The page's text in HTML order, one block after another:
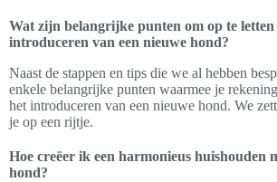
Wat zijn belangrijke punten om op te
introduceren van een nieuwe hond?
Naast de stappen en tips die we al hebben
enkele belangrijke punten waarmee je
het introduceren van een nieuwe hond. We
je op een rijtje.
Hoe creëer ik een harmonieus huishouden
hond?